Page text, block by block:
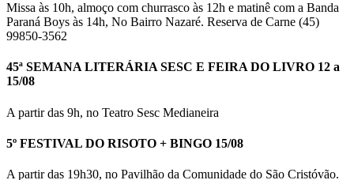
Missa às 10h, almoço com churrasco às 12h e matinê com a Banda
Paraná Boys às 14h, No Bairro Nazaré. Reserva de Carne (45)
99850-3562
45ª SEMANA LITERÁRIA SESC E FEIRA DO LIVRO 12 a
15/08
A partir das 9h, no Teatro Sesc Medianeira
5º FESTIVAL DO RISOTO + BINGO 15/08
A partir das 19h30, no Pavilhão da Comunidade do São Cristóvão.